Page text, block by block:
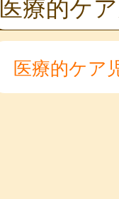
医療的ケア